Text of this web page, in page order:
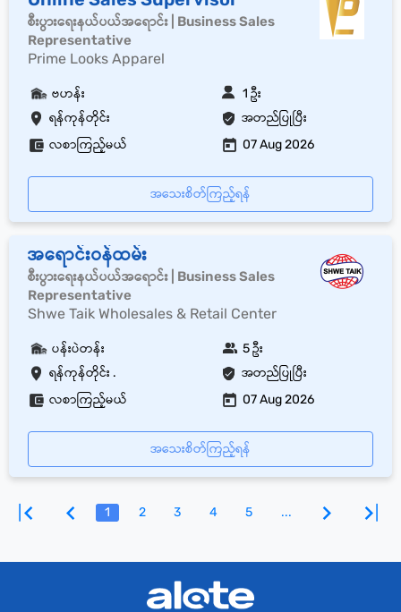
စီးပွားရေးနယ်ပယ်အရောင်း | Business Sales
Representative
Prime Looks Apparel
ရန်ကုန်တိုင်း အတည်ပြုပြီး
ဗဟန်း 1 ဦး
လစာကြည့်မယ် 07 Aug 2026
အသေးစိတ်ကြည့်ရန်
အရောင်းဝန်ထမ်း
စီးပွားရေးနယ်ပယ်အရောင်း | Business Sales
Representative
Shwe Taik Wholesales & Retail Center
ရန်ကုန်တိုင်း . အတည်ပြုပြီး
ပန်းပဲတန်း 5 ဦး
လစာကြည့်မယ် 07 Aug 2026
အသေးစိတ်ကြည့်ရန်
1 2 3 4 5 ...